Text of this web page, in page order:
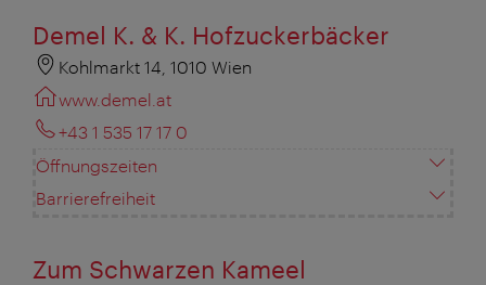
Demel K. & K. Hofzuckerbäcker
Kohlmarkt 14, 1010 Wien
www.demel.at
+43 1 535 17 17 0
Öffnungszeiten
Barrierefreiheit
Zum Schwarzen Kameel